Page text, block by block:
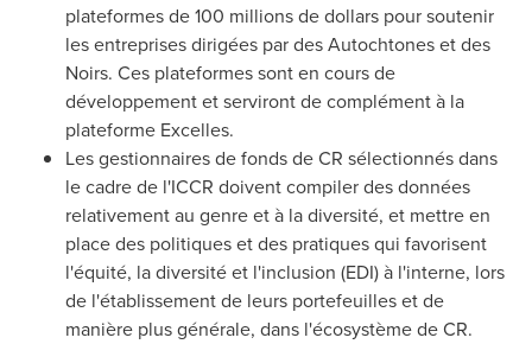
plateformes de 100 millions de dollars pour soutenir
les entreprises dirigées par des Autochtones et des
Noirs. Ces plateformes sont en cours de
développement et serviront de complément à la
plateforme Excelles.
Les gestionnaires de fonds de CR sélectionnés dans
le cadre de l'ICCR doivent compiler des données
relativement au genre et à la diversité, et mettre en
place des politiques et des pratiques qui favorisent
l'équité, la diversité et l'inclusion (EDI) à l'interne, lors
de l'établissement de leurs portefeuilles et de
manière plus générale, dans l'écosystème de CR.